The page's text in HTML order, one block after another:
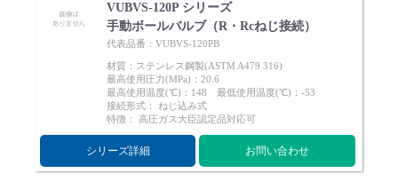
VUBVS-120P シリーズ
手動ボールバルブ（R・Rcねじ接続）
代表品番：VUBVS-120PB
材質：ステンレス鋼製(ASTM A479 316)
最高使用圧力(MPa)：20.6
最高使用温度(℃)：148 最低使用温度(℃)：-53
接続形式： ねじ込み式
特徴： 高圧ガス大臣認定品対応可
シリーズ詳細 お問い合わせ